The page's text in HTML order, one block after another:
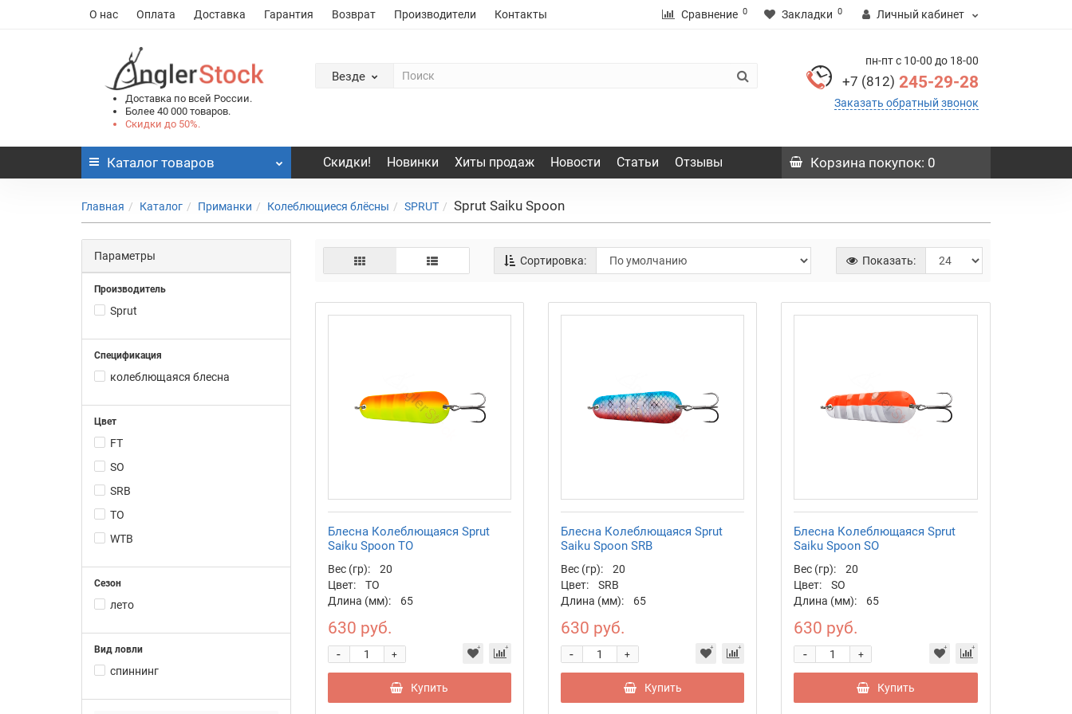
О нас Оплата Доставка Гарантия Возврат Производители Контакты Сравнение 0 Закладки 0 Личный кабинет
Доставка по всей России.
Более 40 000 товаров.
Скидки до 50%.
Везде
пн-пт с 10-00 до 18-00
+7 (812) 245-29-28
Заказать обратный звонок
Каталог товаров Скидки! Новинки Хиты продаж Новости Статьи Отзывы Корзина покупок: 0
Главная Каталог Приманки Колеблющиеся блёсны SPRUT Sprut Saiku Spoon
Параметры
Производитель
Sprut
Спецификация
колеблющаяся блесна
Цвет
FT
SO
SRB
TO
WTB
Сезон
лето
Вид ловли
спиннинг
Сортировка: Показать:
Блесна Колеблющаяся Sprut
Saiku Spoon TO
Вес (гр):
20
Цвет:
TO
Длина (мм):
65
630 руб.
+
-
Купить
Блесна Колеблющаяся Sprut
Saiku Spoon SRB
Вес (гр):
20
Цвет:
SRB
Длина (мм):
65
630 руб.
+
-
Купить
Блесна Колеблющаяся Sprut
Saiku Spoon SO
Вес (гр):
20
Цвет:
SO
Длина (мм):
65
630 руб.
+
-
Купить